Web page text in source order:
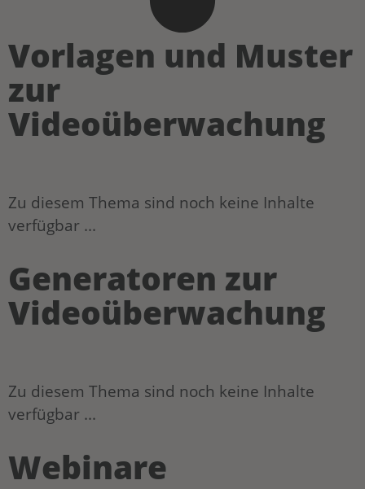
Vorlagen und Muster
zur
Videoüberwachung
Zu diesem Thema sind noch keine Inhalte
verfügbar ...
Generatoren zur
Videoüberwachung
Zu diesem Thema sind noch keine Inhalte
verfügbar ...
Webinare